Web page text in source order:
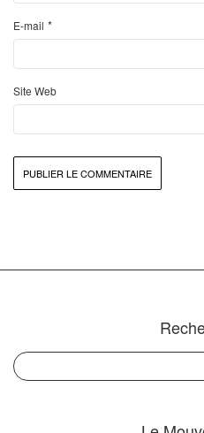
E-mail *
Site Web